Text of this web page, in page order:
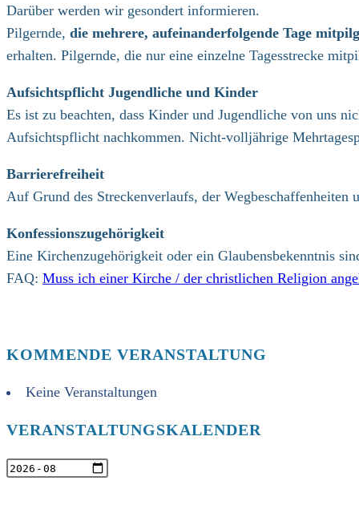
Darüber werden wir gesondert informieren.
Pilgernde, die mehrere, aufeinanderfolgende Tage
erhalten. Pilgernde, die nur eine einzelne Tagesstrecke
Aufsichtspflicht Jugendliche und Kinder
Es ist zu beachten, dass Kinder und Jugendliche von uns
Aufsichtspflicht nachkommen. Nicht-volljährige
Barrierefreiheit
Auf Grund des Streckenverlaufs, der
Konfessionszugehörigkeit
Eine Kirchenzugehörigkeit oder ein Glaubensbekenntnis
FAQ: Muss ich einer Kirche / der christlichen Religion
KOMMENDE VERANSTALTUNG
Keine Veranstaltungen
VERANSTALTUNGSKALENDER